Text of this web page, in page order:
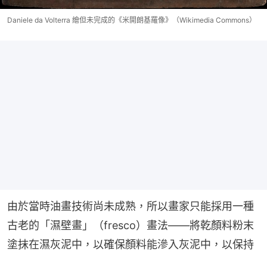
Daniele da Volterra 繪但未完成的《米開朗基羅像》（Wikimedia Commons）
由於當時油畫技術尚未成熟，所以畫家只能採用一種
古老的「濕壁畫」（fresco）畫法——將乾顏料粉末
塗抹在濕灰泥中，以確保顏料能滲入灰泥中，以保持